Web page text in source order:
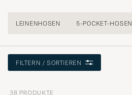
LEINENHOSEN 5-POCKET-HOSEN
FILTERN / SORTIEREN
38 PRODUKTE